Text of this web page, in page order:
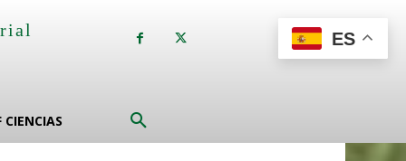
CIENCIAS
ES